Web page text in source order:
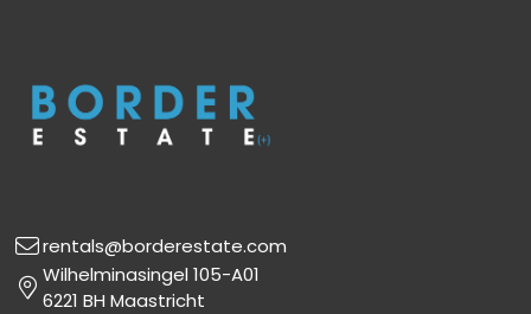
Fietsenstalling
pand
rentals@borderestate.com
Wilhelminasingel 105-A01
6221 BH Maastricht